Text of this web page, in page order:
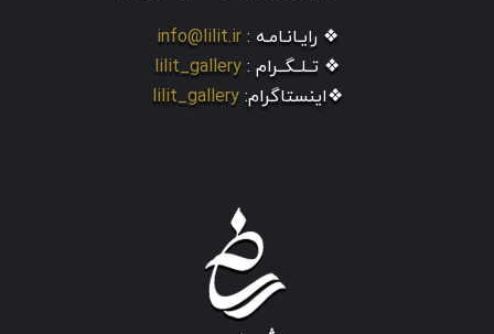
❖ رایـانـامـه : info@lilit.ir
❖ تــلــگــرام : lilit_gallery
❖اینستاگرام: lilit_gallery